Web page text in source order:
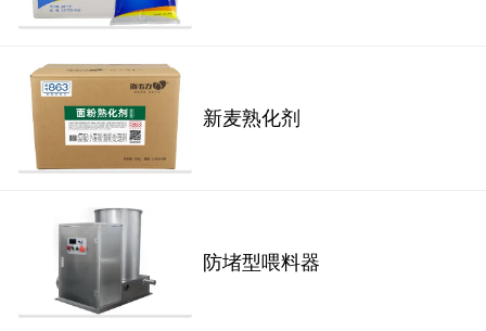
新麦熟化剂
防堵型喂料器